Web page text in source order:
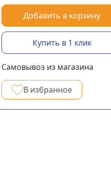
Добавить в корзину
Купить в 1 клик
Самовывоз из магазина
В избранное